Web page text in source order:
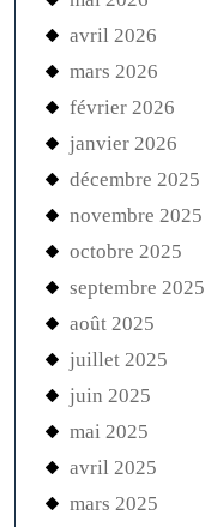
avril 2026
mars 2026
février 2026
janvier 2026
décembre 2025
novembre 2025
octobre 2025
septembre 2025
août 2025
juillet 2025
juin 2025
mai 2025
avril 2025
mars 2025